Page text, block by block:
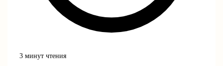
3 минут чтения